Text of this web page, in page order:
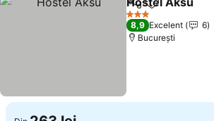
DistribuițiAdăugaţi la
3 Stele
8,9 Excelent
6
București